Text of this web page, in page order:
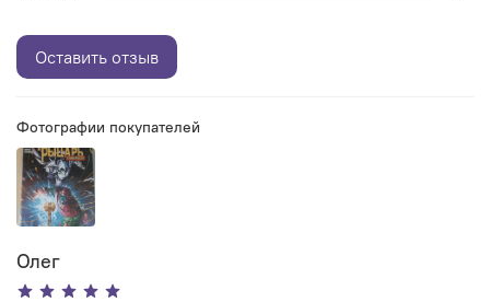
Фотографии покупателей
Олег
Оставить отзыв